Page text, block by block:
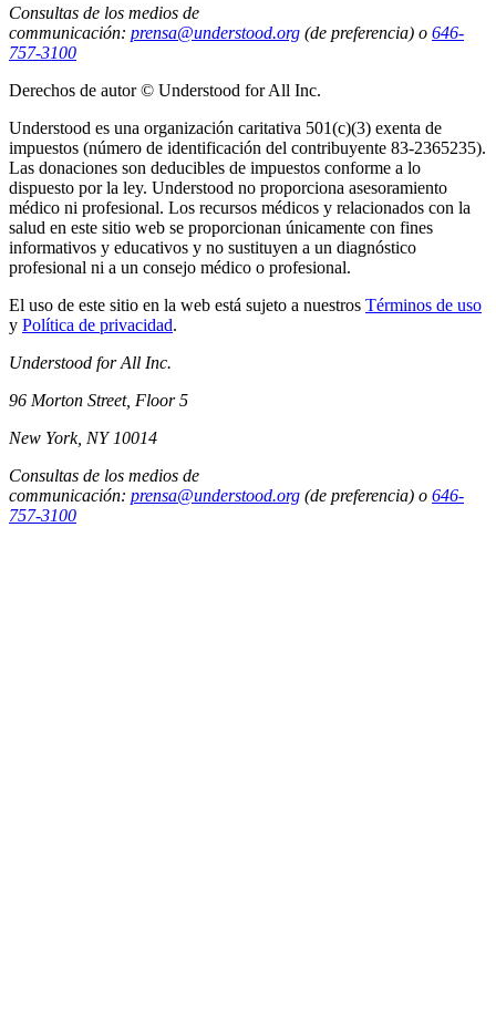
Consultas de los medios de
communicación: prensa@understood.org (de preferencia) o 646-
757-3100
Derechos de autor © Understood for All Inc.
Understood es una organización caritativa 501(c)(3) exenta de
impuestos (número de identificación del contribuyente 83-2365235).
Las donaciones son deducibles de impuestos conforme a lo
dispuesto por la ley. Understood no proporciona asesoramiento
médico ni profesional. Los recursos médicos y relacionados con la
salud en este sitio web se proporcionan únicamente con fines
informativos y educativos y no sustituyen a un diagnóstico
profesional ni a un consejo médico o profesional.
El uso de este sitio en la web está sujeto a nuestros Términos de uso
y Política de privacidad.
Understood for All Inc.
96 Morton Street, Floor 5
New York, NY 10014
Consultas de los medios de
communicación: prensa@understood.org (de preferencia) o 646-
757-3100